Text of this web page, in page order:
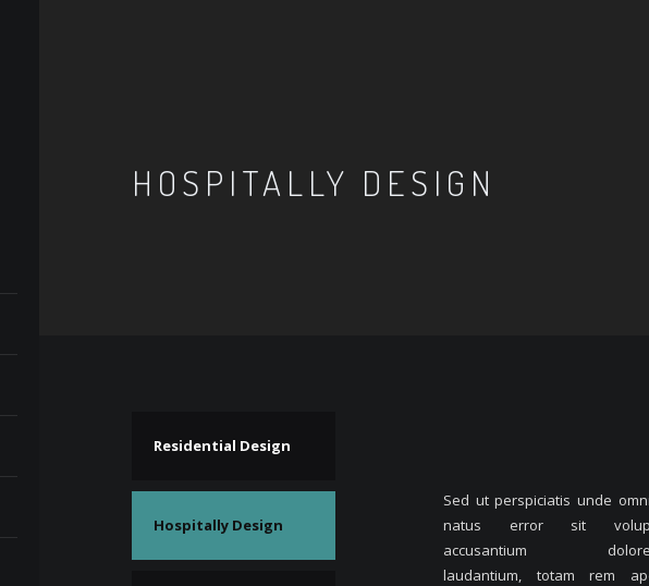
HOSPITALLY DESIGN
Residential Design
Hospitally Design
Sed ut perspiciatis unde
natus error sit
accusantium
laudantium, totam rem